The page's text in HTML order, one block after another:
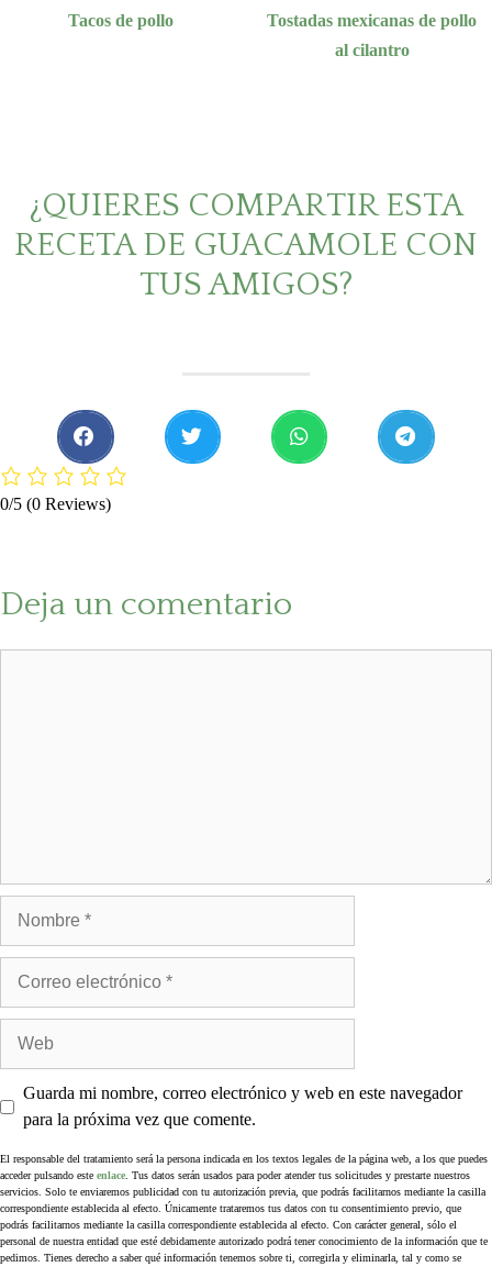
Tacos de pollo
Tostadas mexicanas de pollo
al cilantro
¿QUIERES COMPARTIR ESTA
RECETA DE GUACAMOLE CON
TUS AMIGOS?
0/5 (0 Reviews)
Deja un comentario
Guarda mi nombre, correo electrónico y web en este navegador
para la próxima vez que comente.
El responsable del tratamiento será la persona indicada en los textos legales de la página web, a los que puedes
acceder pulsando este enlace. Tus datos serán usados para poder atender tus solicitudes y prestarte nuestros
servicios. Solo te enviaremos publicidad con tu autorización previa, que podrás facilitarnos mediante la casilla
correspondiente establecida al efecto. Únicamente trataremos tus datos con tu consentimiento previo, que
podrás facilitarnos mediante la casilla correspondiente establecida al efecto. Con carácter general, sólo el
personal de nuestra entidad que esté debidamente autorizado podrá tener conocimiento de la información que te
pedimos. Tienes derecho a saber qué información tenemos sobre ti, corregirla y eliminarla, tal y como se